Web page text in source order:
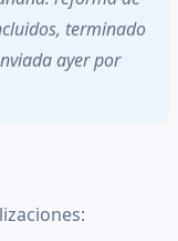
terminado
ayer por